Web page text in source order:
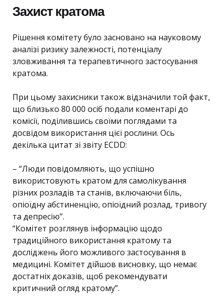
Захист кратома
Рішення комітету було засновано на науковому
аналізі ризику залежності, потенціалу
зловживання та терапевтичного застосування
кратома.
При цьому захисники також відзначили той факт,
що близько 80 000 осіб подали коментарі до
комісії, поділившись своїми поглядами та
досвідом використання цієї рослини. Ось
декілька цитат зі звіту ECDD:
– “Люди повідомляють, що успішно
використовують кратом для самолікування
різних розладів та станів, включаючи біль,
опіоїдну абстиненцію, опіоїдний розлад, тривогу
та депресію”.
“Комітет розглянув інформацію щодо
традиційного використання кратому та
досліджень його можливого застосування в
медицині. Комітет дійшов висновку, що немає
достатніх доказів, щоб рекомендувати
критичний огляд кратому”.